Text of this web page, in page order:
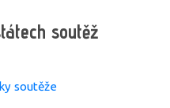
soutěž
soutěže